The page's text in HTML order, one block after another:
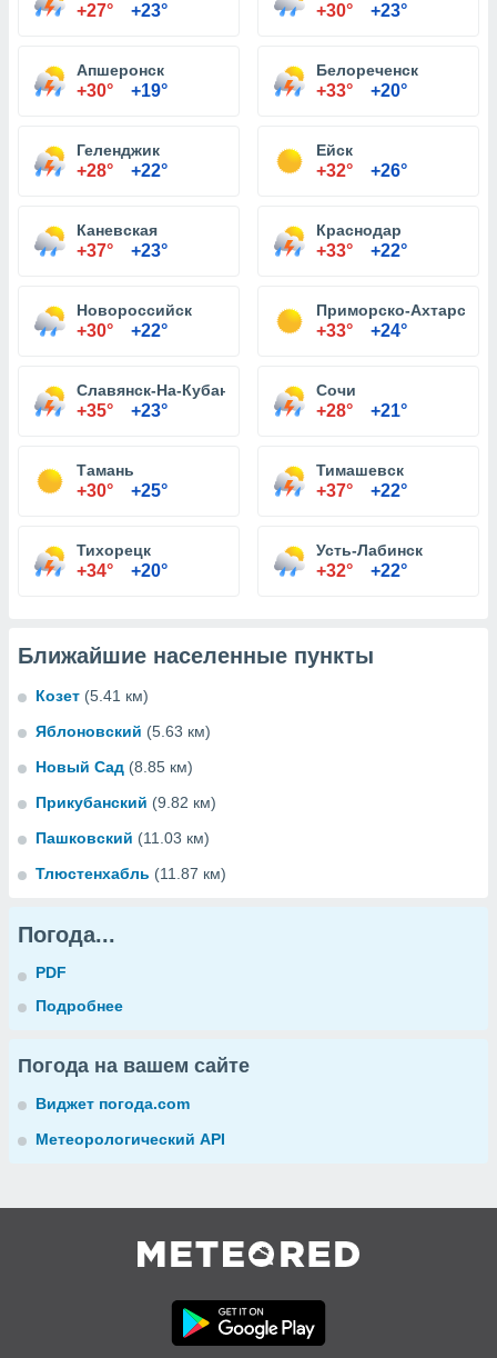
+27° +23° +30° +23°
Апшеронск
+30° +19°
Белореченск
+33° +20°
Геленджик
+28° +22°
Ейск
+32° +26°
Каневская
+37° +23°
Краснодар
+33° +22°
Новороссийск
+30° +22°
Приморско-Ахтарск
+33° +24°
Славянск-На-Кубани
+35° +23°
Сочи
+28° +21°
Тамань
+30° +25°
Тимашевск
+37° +22°
Тихорецк
+34° +20°
Усть-Лабинск
+32° +22°
Ближайшие населенные пункты
Козет (5.41 км)
Яблоновский (5.63 км)
Новый Сад (8.85 км)
Прикубанский (9.82 км)
Пашковский (11.03 км)
Тлюстенхабль (11.87 км)
Погода...
PDF
Подробнее
Погода на вашем сайте
Виджет погода.com
Метеорологический API